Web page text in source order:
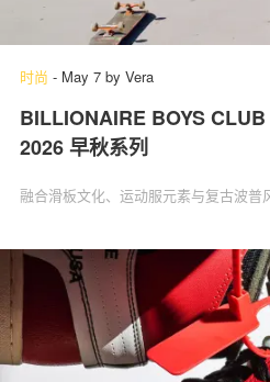
时尚 - May 7 by Vera
BILLIONAIRE BOYS
2026 早秋系列
融合滑板文化、运动服元素与复古波普